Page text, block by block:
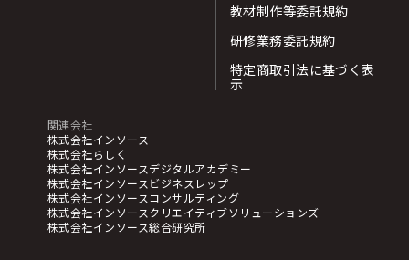
教材制作等委託規約
研修業務委託規約
特定商取引法に基づく表
示
関連会社
株式会社インソース
株式会社らしく
株式会社インソースデジタルアカデミー
株式会社インソースビジネスレップ
株式会社インソースコンサルティング
株式会社インソースクリエイティブソリューションズ
株式会社インソース総合研究所